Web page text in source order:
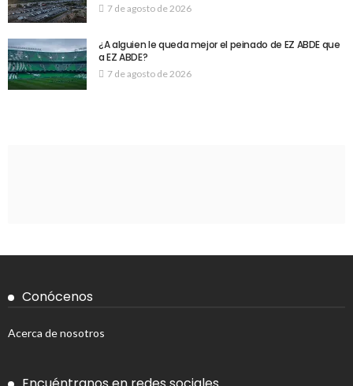
7 de agosto de 2026
¿A alguien le queda mejor el peinado de EZ ABDE que
a EZ ABDE?
7 de agosto de 2026
Conócenos
Acerca de nosotros